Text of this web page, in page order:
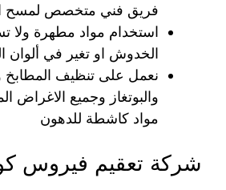
فريق فني متخصص لمسح
استخدام مواد مطهرة ولا
الخدوش او تغير في ألوان
نعمل على تنظيف المطابخ
والبوتغاز وجميع الاغراض
مواد كاشطة للدهون
شركة تعقيم فيروس